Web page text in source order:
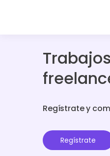
Regístrate y
Regístrate